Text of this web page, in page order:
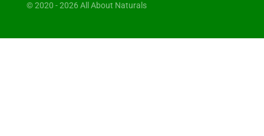
© 2020 - 2026 All About Naturals